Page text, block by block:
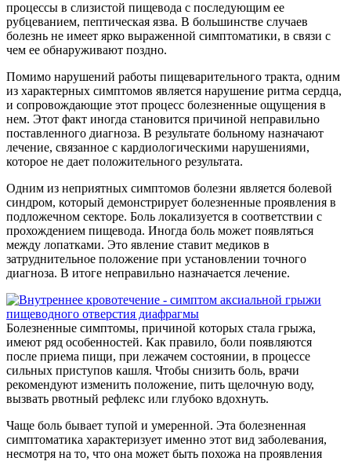
процессы в слизистой пищевода с последующим ее
рубцеванием, пептическая язва. В большинстве случаев
болезнь не имеет ярко выраженной симптоматики, в связи с
чем ее обнаруживают поздно.
Помимо нарушений работы пищеварительного тракта, одним
из характерных симптомов является нарушение ритма сердца,
и сопровождающие этот процесс болезненные ощущения в
нем. Этот факт иногда становится причиной неправильно
поставленного диагноза. В результате больному назначают
лечение, связанное с кардиологическими нарушениями,
которое не дает положительного результата.
Одним из неприятных симптомов болезни является болевой
синдром, который демонстрирует болезненные проявления в
подложечном секторе. Боль локализуется в соответствии с
прохождением пищевода. Иногда боль может появляться
между лопатками. Это явление ставит медиков в
затруднительное положение при установлении точного
диагноза. В итоге неправильно назначается лечение.
Болезненные симптомы, причиной которых стала грыжа,
имеют ряд особенностей. Как правило, боли появляются
после приема пищи, при лежачем состоянии, в процессе
сильных приступов кашля. Чтобы снизить боль, врачи
рекомендуют изменить положение, пить щелочную воду,
вызвать рвотный рефлекс или глубоко вдохнуть.
Чаще боль бывает тупой и умеренной. Эта болезненная
симптоматика характеризует именно этот вид заболевания,
несмотря на то, что она может быть похожа на проявления